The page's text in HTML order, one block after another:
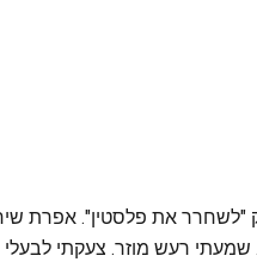
רעש מוזר. צעקתי